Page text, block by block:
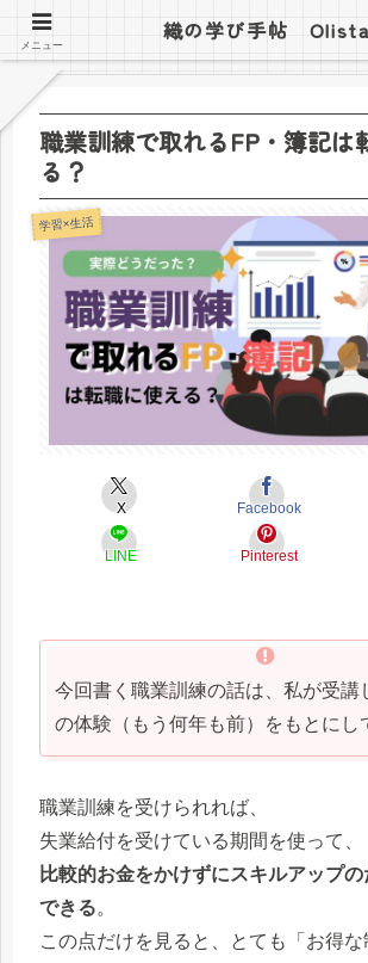
織の学び手帖
職業訓練で取れるFP・簿記は
る？
学習×生活
X Facebook
LINE Pinterest
今回書く職業訓練の話は、私が受講
の体験（もう何年も前）をもとにし
職業訓練を受けられれば、
失業給付を受けている期間を使って、
比較的お金をかけずにスキルアップ
できる。
この点だけを見ると、とても「お得な
メニュー
織の学び手帖 Olista